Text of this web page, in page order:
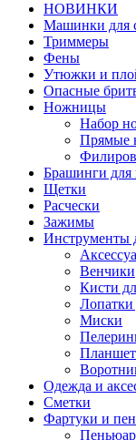
НОВИНКИ
Машинки для
Триммеры
Фены
Утюжки и
Опасные
Ножницы
Набор
Прямые
Брашинги для
Щетки
Расчески
Зажимы
Инструменты
Венчики
Кисти
Лопатки
Миски
Одежда и
Сметки
Фартуки и